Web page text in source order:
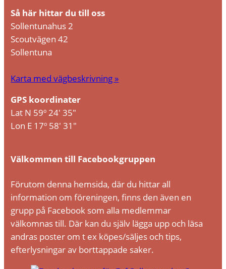
Så här hittar du till oss
Sollentunahus 2
Scoutvägen 42
Sollentuna
Karta med vägbeskrivning »
GPS koordinater
Lat N 59º 24′ 35″
Lon E 17º 58′ 31″
Välkommen till Facebookgruppen
Förutom denna hemsida, där du hittar all
information om föreningen, finns den även en
grupp på Facebook som alla medlemmar
välkomnas till. Där kan du själv lägga upp och läsa
andras poster om t ex köpes/säljes och tips,
efterlysningar av borttappade saker.